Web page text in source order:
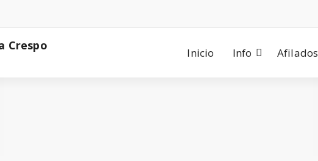
Inicio Info Afilados